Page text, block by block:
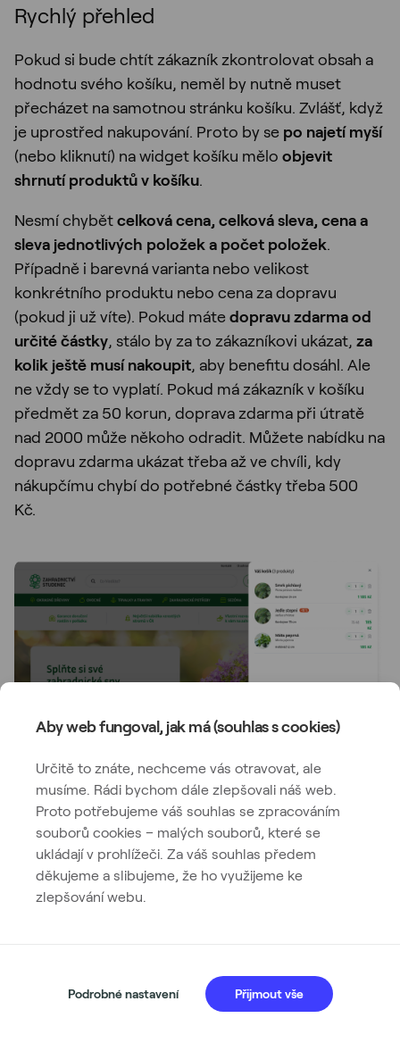
Rychlý přehled
Pokud si bude chtít zákazník zkontrolovat obsah a
hodnotu svého košíku, neměl by nutně muset
přecházet na samotnou stránku košíku. Zvlášť, když
je uprostřed nakupování. Proto by se po najetí myší
(nebo kliknutí) na widget košíku mělo objevit
shrnutí produktů v košíku.
Nesmí chybět celková cena, celková sleva, cena a
sleva jednotlivých položek a počet položek.
Případně i barevná varianta nebo velikost
konkrétního produktu nebo cena za dopravu
(pokud ji už víte). Pokud máte dopravu zdarma od
určité částky, stálo by za to zákazníkovi ukázat, za
kolik ještě musí nakoupit, aby benefitu dosáhl. Ale
ne vždy se to vyplatí. Pokud má zákazník v košíku
předmět za 50 korun, doprava zdarma při útratě
nad 2000 může někoho odradit. Můžete nabídku na
dopravu zdarma ukázat třeba až ve chvíli, kdy
nákupčímu chybí do potřebné částky třeba 500
Kč.
Tlačítko vedoucí na stránku košíkuby mělo být
samozřejmostí a můžete přidat i tlačítko vedoucí
rovnou do objednávacího procesu
. Těm
zákazníkům, kteří už chtějí nakoupit, ušetříte čas.
Pokud zákazník s prázdným košíkem najede myší na
widget, můžete mu ukázat… jak je prázdný. Anebo
Aby web fungoval, jak má (souhlas s cookies)
Určitě to znáte, nechceme vás otravovat, ale
musíme. Rádi bychom dále zlepšovali náš web.
Proto potřebujeme váš souhlas se zpracováním
souborů cookies – malých souborů, které se
ukládají v prohlížeči. Za váš souhlas předem
děkujeme a slibujeme, že ho využijeme ke
zlepšování webu.
Podrobné nastavení Přijmout vše